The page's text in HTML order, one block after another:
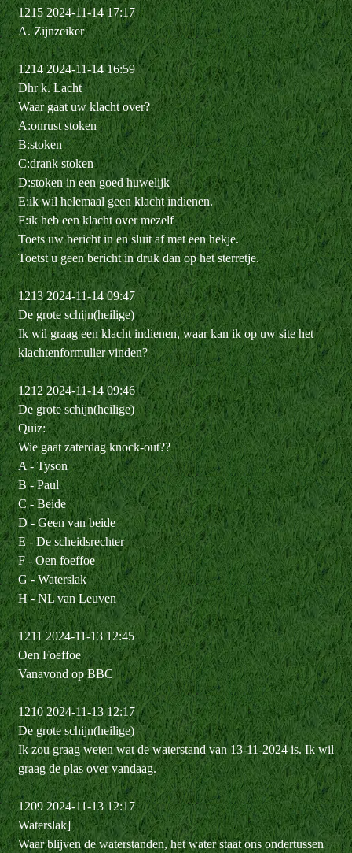
1215 2024-11-14 17:17
A. Zijnzeiker
1214 2024-11-14 16:59
Dhr k. Lacht
Waar gaat uw klacht over?
A:onrust stoken
B:stoken
C:drank stoken
D:stoken in een goed huwelijk
E:ik wil helemaal geen klacht indienen.
F:ik heb een klacht over mezelf
Toets uw bericht in en sluit af met een hekje.
Toetst u geen bericht in druk dan op het sterretje.
1213 2024-11-14 09:47
De grote schijn(heilige)
Ik wil graag een klacht indienen, waar kan ik op uw site het
klachtenformulier vinden?
1212 2024-11-14 09:46
De grote schijn(heilige)
Quiz:
Wie gaat zaterdag knock-out??
A - Tyson
B - Paul
C - Beide
D - Geen van beide
E - De scheidsrechter
F - Oen foeffoe
G - Waterslak
H - NL van Leuven
1211 2024-11-13 12:45
Oen Foeffoe
Vanavond op BBC
1210 2024-11-13 12:17
De grote schijn(heilige)
Ik zou graag weten wat de waterstand van 13-11-2024 is. Ik wil
graag de plas over vandaag.
1209 2024-11-13 12:17
Waterslak]
Waar blijven de waterstanden, het water staat ons ondertussen